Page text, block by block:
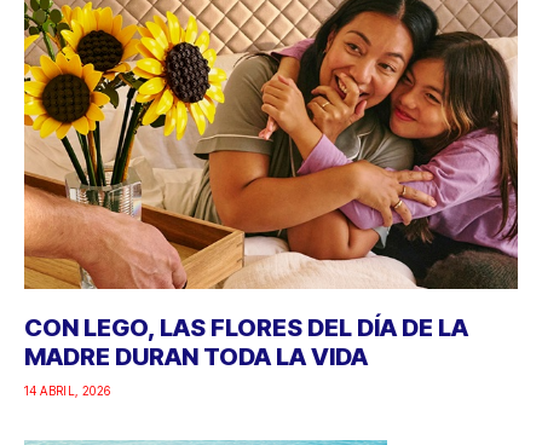
CON LEGO, LAS FLORES DEL DÍA DE LA
MADRE DURAN TODA LA VIDA
14 ABRIL, 2026